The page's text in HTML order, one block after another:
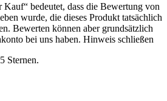
bedeutet, dass die Bewertung von
wurde, die dieses Produkt tatsächlich
Bewerten können aber grundsätzlich
bei uns haben. Hinweis schließen
Sternen.